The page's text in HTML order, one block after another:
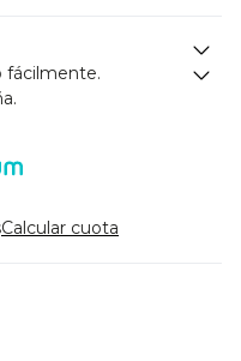
fácilmente.
Calcular cuota